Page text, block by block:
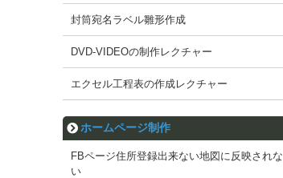
封筒宛名ラベル雛形作成
DVD-VIDEOの制作レクチャー
エクセル工程表の作成レクチャー
ホームページ制作
FBページ住所登録出来ない地図に反映されな
い